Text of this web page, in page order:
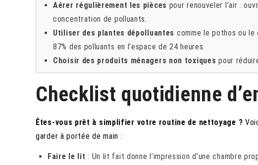
Aérer régulièrement les pièces pour renouveler l’air :
concentration de polluants.
Utiliser des plantes dépolluantes comme le pothos ou le
87% des polluants en l’espace de 24 heures.
Choisir des produits ménagers non toxiques pour
Checklist quotidienne
Êtes-vous prêt à simplifier votre routine de nettoyage ?
garder à portée de main :
Faire le lit : Un lit fait donne l’impression d’une chambre